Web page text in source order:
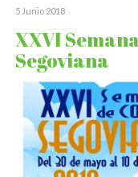
5 Junio 2018
XXVI
Segoviana